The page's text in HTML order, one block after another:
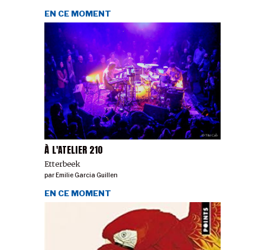
À L'ATELIER 210
Etterbeek
EN CE MOMENT
par Emilie Garcia Guillen
EN CE MOMENT